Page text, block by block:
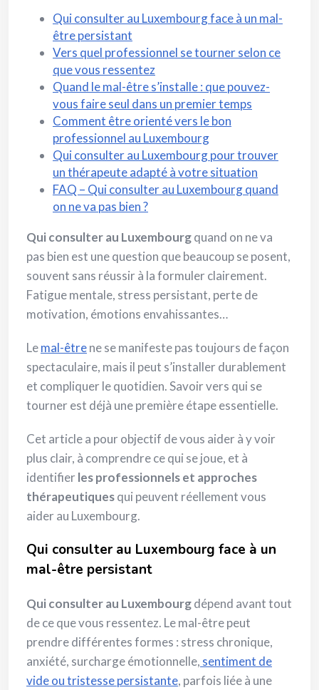
Qui consulter au Luxembourg face à un mal-
être persistant
Vers quel professionnel se tourner selon ce
que vous ressentez
Quand le mal-être s’installe : que pouvez-
vous faire seul dans un premier temps
Comment être orienté vers le bon
professionnel au Luxembourg
Qui consulter au Luxembourg pour trouver
un thérapeute adapté à votre situation
FAQ – Qui consulter au Luxembourg quand
on ne va pas bien ?
Qui consulter au Luxembourgquand on ne va
pas bien est une question que beaucoup se posent,
souvent sans réussir à la formuler clairement.
Fatigue mentale, stress persistant, perte de
motivation, émotions envahissantes…
Lemal-êtrene se manifeste pas toujours de façon
spectaculaire, mais il peut s’installer durablement
et compliquer le quotidien. Savoir vers qui se
tourner est déjà une première étape essentielle.
Cet article a pour objectif de vous aider à y voir
plus clair, à comprendre ce qui se joue, et à
identifierles professionnels et approches
thérapeutiquesqui peuvent réellement vous
aider au Luxembourg.
Qui consulter au Luxembourg face à un
mal-être persistant
Qui consulter au Luxembourgdépend avant tout
de ce que vous ressentez. Le mal-être peut
prendre différentes formes : stress chronique,
anxiété, surcharge émotionnelle, sentiment de
vide ou tristesse persistante, parfois liée à une